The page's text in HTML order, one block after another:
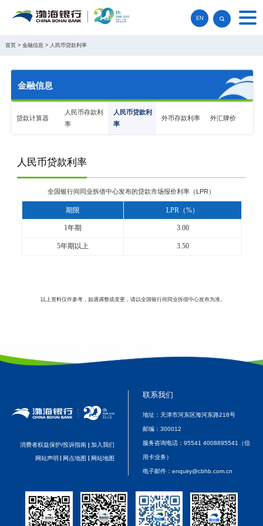
EN
首页> 金融信息 > 人民币贷款利率
金融信息
贷款计算器
人民币存款利
率
人民币贷款利
率
外币存款利率 外汇牌价
人民币贷款利率
全国银行间同业拆借中心发布的贷款市场报价利率（LPR）
以上资料仅作参考，如遇调整或变更，请以全国银行间同业拆借中心发布为准。
消费者权益保护/投诉指南 加入我们
网站声明 网点地图 网站地图
联系我们
地址：天津市河东区海河东路218号
邮编： 300012
服务咨询电话： 95541 4008895541（信
用卡业务）
电子邮件： enquiry@cbhb.com.cn